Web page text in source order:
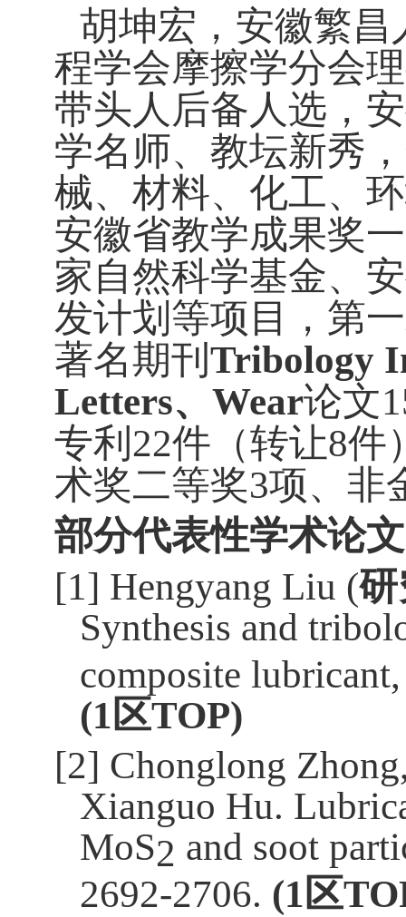
胡坤宏，安徽繁
程学会摩擦学分会
带头人后备人选，
学名师、教坛新秀
械、材料、化工、
安徽省教学成果奖
家自然科学基金、
发计划等项目，第
著名期刊 Tribology
Letters、 Wear论文1
专利 22件（转让8件
术奖二等奖3项、非
部分代表性学术论
[1] Hengyang Liu (
Synthesis and
composite
(1区TOP)
[2] Chonglong
Xianguo Hu.
MoS2 and soot
2692-2706. (1区